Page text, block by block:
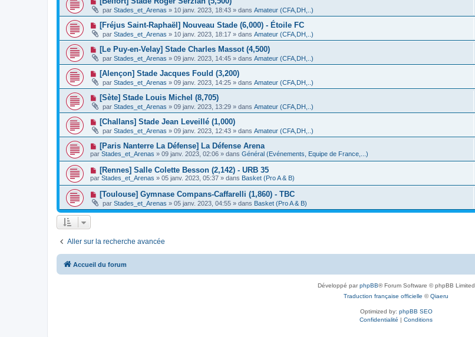
a
g
e
e
s
s
a
g
e
a
u
m
e
s
s
a
g
e
o
u
v
a
u
m
e
s
s
a
g
e
par Stades_et_Arenas » 10 janv. 2023, 18:43 » dans Amateur (CFA,DH,..)
N
o
u
v
a
u
m
e
s
s
a
g
e
[Fréjus Saint-Raphaël] Nouveau Stade (6,000) - Étoile FC
par Stades_et_Arenas » 10 janv. 2023, 18:17 » dans Amateur (CFA,DH,..)
N
o
u
v
a
u
m
e
s
s
a
g
e
[Le Puy-en-Velay] Stade Charles Massot (4,500)
par Stades_et_Arenas » 09 janv. 2023, 14:45 » dans Amateur (CFA,DH,..)
N
o
u
v
a
u
m
e
s
s
a
g
e
[Alençon] Stade Jacques Fould (3,200)
par Stades_et_Arenas » 09 janv. 2023, 14:25 » dans Amateur (CFA,DH,..)
N
o
u
v
a
u
m
e
s
s
a
g
e
[Sète] Stade Louis Michel (8,705)
par Stades_et_Arenas » 09 janv. 2023, 13:29 » dans Amateur (CFA,DH,..)
N
o
u
v
a
u
m
e
s
s
a
g
e
[Challans] Stade Jean Leveillé (1,000)
par Stades_et_Arenas » 09 janv. 2023, 12:43 » dans Amateur (CFA,DH,..)
N
o
u
v
a
u
m
e
s
s
[Paris Nanterre La Défense] La Défense Arena
par Stades_et_Arenas » 09 janv. 2023, 02:06 » dans Général (Evénements, Equipe de France,...)
N
o
u
v
a
u
s
a
g
[Rennes] Salle Colette Besson (2,142) - URB 35
par Stades_et_Arenas » 05 janv. 2023, 05:37 » dans Basket (Pro A & B)
N
o
u
v
m
s
s
[Toulouse] Gymnase Compans-Caffarelli (1,860) - TBC
par Stades_et_Arenas » 05 janv. 2023, 04:55 » dans Basket (Pro A & B)
Aller sur la recherche avancée
Accueil du forum
Développé parphpBB® Forum Software © phpBB Limited
Traduction française officielle ©Qiaeru
Optimized by: phpBB SEO
Confidentialité | Conditions